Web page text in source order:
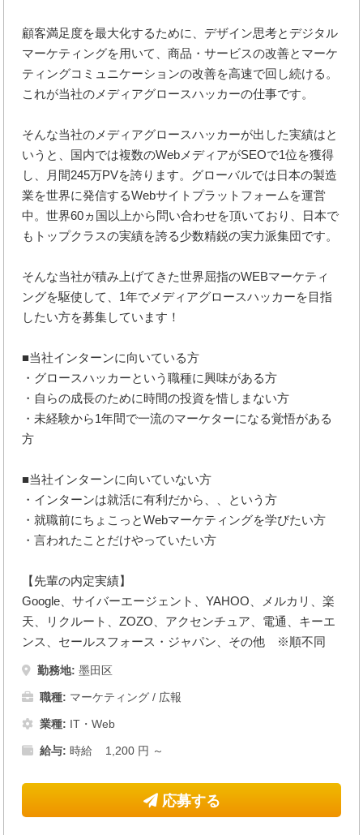
顧客満足度を最大化するために、デザイン思考とデジタル
マーケティングを用いて、商品・サービスの改善とマーケ
ティングコミュニケーションの改善を高速で回し続ける。
これが当社のメディアグロースハッカーの仕事です。
そんな当社のメディアグロースハッカーが出した実績はと
いうと、国内では複数のWebメディアがSEOで1位を獲得
し、月間245万PVを誇ります。グローバルでは日本の製造
業を世界に発信するWebサイトプラットフォームを運営
中。世界60ヵ国以上から問い合わせを頂いており、日本で
もトップクラスの実績を誇る少数精鋭の実力派集団です。
そんな当社が積み上げてきた世界屈指のWEBマーケティ
ングを駆使して、1年でメディアグロースハッカーを目指
したい方を募集しています！
■当社インターンに向いている方
・グロースハッカーという職種に興味がある方
・自らの成長のために時間の投資を惜しまない方
・未経験から1年間で一流のマーケターになる覚悟がある
方
■当社インターンに向いていない方
・インターンは就活に有利だから、、という方
・就職前にちょこっとWebマーケティングを学びたい方
・言われたことだけやっていたい方
【先輩の内定実績】
Google、サイバーエージェント、YAHOO、メルカリ、楽
天、リクルート、ZOZO、アクセンチュア、電通、キーエ
ンス、セールスフォース・ジャパン、その他 ※順不同
勤務地: 墨田区
職種: マーケティング / 広報
業種: IT・Web
給与: 時給 1,200 円 ～
応募する